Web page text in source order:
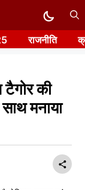
राजनीति
की
मनाया